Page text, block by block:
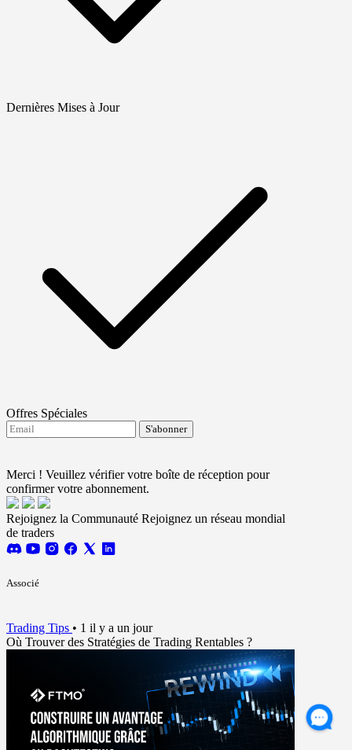
Dernières Mises à Jour
Offres Spéciales
S'abonner
Merci ! Veuillez vérifier votre boîte de réception pour
confirmer votre abonnement.
Rejoignez la Communauté Rejoignez un réseau mondial
de traders
Associé
Trading Tips • 1 il y a un jour
Où Trouver des Stratégies de Trading Rentables ?